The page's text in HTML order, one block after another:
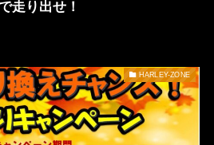
走り出せ！
HARLEY-ZONE